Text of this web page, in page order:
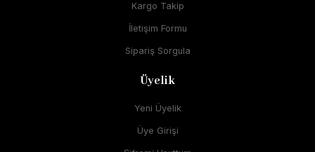
Kargo Takip
İletişim Formu
Sipariş Sorgula
Üyelik
Yeni Üyelik
Üye Girişi